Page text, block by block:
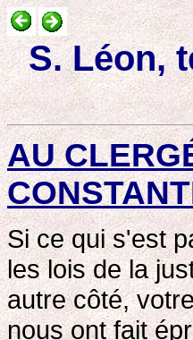
S. Léon,
AU
Si ce qui s'est
les lois de la
autre côté,
nous ont fait